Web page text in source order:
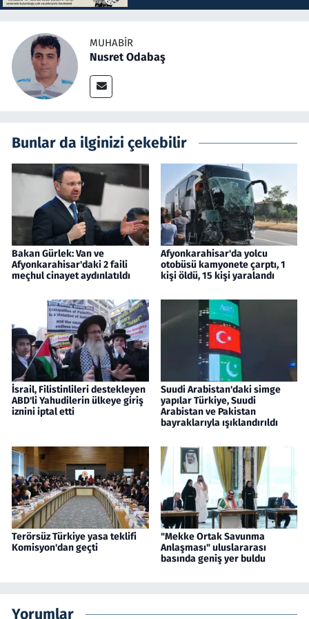
MUHABIR
Nusret Odabaş
Bunlar da ilginizi çekebilir
Bakan Gürlek: Van ve
Afyonkarahisar'daki 2 faili
meçhul cinayet aydınlatıldı
Afyonkarahisar'da yolcu
otobüsü kamyonete çarptı, 1
kişi öldü, 15 kişi yaralandı
İsrail, Filistinlileri destekleyen
ABD'li Yahudilerin ülkeye giriş
iznini iptal etti
Suudi Arabistan'daki simge
yapılar Türkiye, Suudi
Arabistan ve Pakistan
bayraklarıyla ışıklandırıldı
Terörsüz Türkiye yasa teklifi
Komisyon'dan geçti
"Mekke Ortak Savunma
Anlaşması" uluslararası
basında geniş yer buldu
Yorumlar